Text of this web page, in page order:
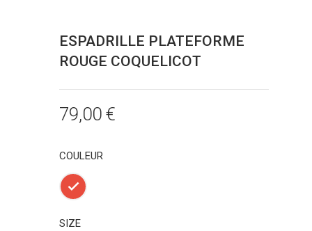
ESPADRILLE PLATEFORME
ROUGE COQUELICOT
79,00 €
COULEUR
Rouge
SIZE